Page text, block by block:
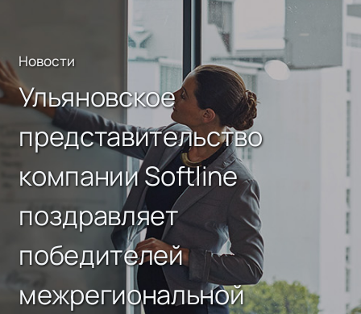
Новости
Ульяновское
представительство
компании Softline
поздравляет
победителей
межрегиональной